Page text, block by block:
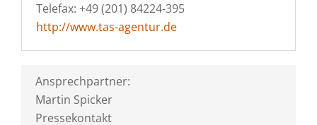
Telefax: +49 (201) 84224-395
http://www.tas-agentur.de
Ansprechpartner:
Martin Spicker
Pressekontakt